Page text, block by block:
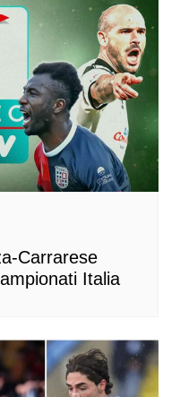
Carrarese
Italia